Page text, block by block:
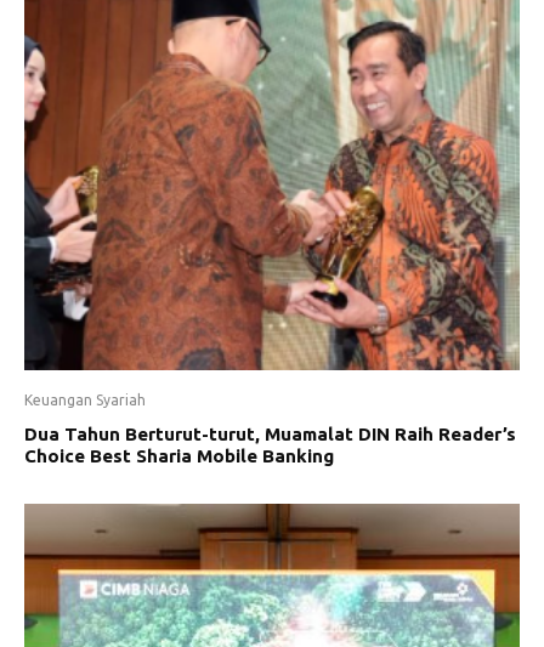
Keuangan Syariah
Dua Tahun Berturut-turut, Muamalat DIN Raih Reader’s
Choice Best Sharia Mobile Banking